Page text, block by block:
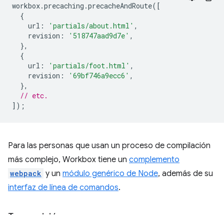
workbox.precaching .precacheAndRoute([
{
url : 'partials/about.html' ,
revision : '518747aad9d7e' ,
},
{
url : 'partials/foot.html' ,
revision : '69bf746a9ecc6' ,
},
// etc.
]);
Para las personas que usan un proceso de compilación
más complejo, Workbox tiene un complemento
webpack y un módulo genérico de Node, además de su
interfaz de línea de comandos.